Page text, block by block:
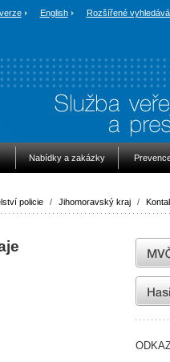
English Rozšířené
Nabídky a zakázky
policie / Jihomoravský kraj /
MVČR